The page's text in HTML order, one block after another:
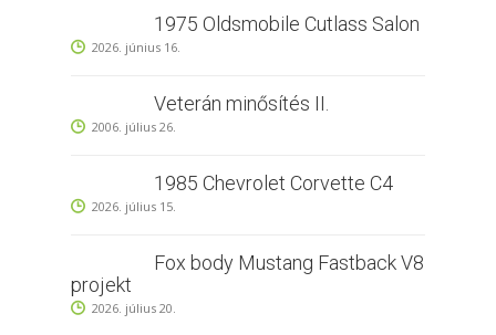
1975 Oldsmobile Cutlass Salon
2026. június 16.
Veterán minősítés II.
2006. július 26.
1985 Chevrolet Corvette C4
2026. július 15.
Fox body Mustang Fastback V8
projekt
2026. július 20.